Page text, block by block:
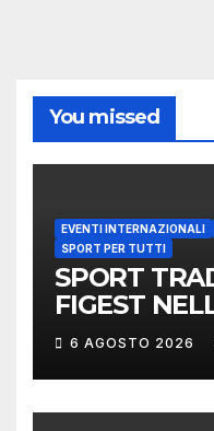
You missed
EVENTI INTERNAZIONALI
SPORT PER TUTTI
SPORT
FIGEST
MONDIALE:
6 AGOSTO 2026